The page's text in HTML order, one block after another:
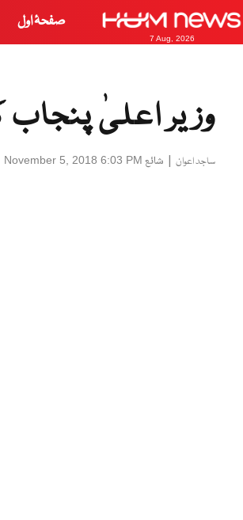
7 Aug, 2026
صفحۂ اول
وزیر اعلیٰ
ساجد اعوان | شائع November 5, 2018 6:03 PM